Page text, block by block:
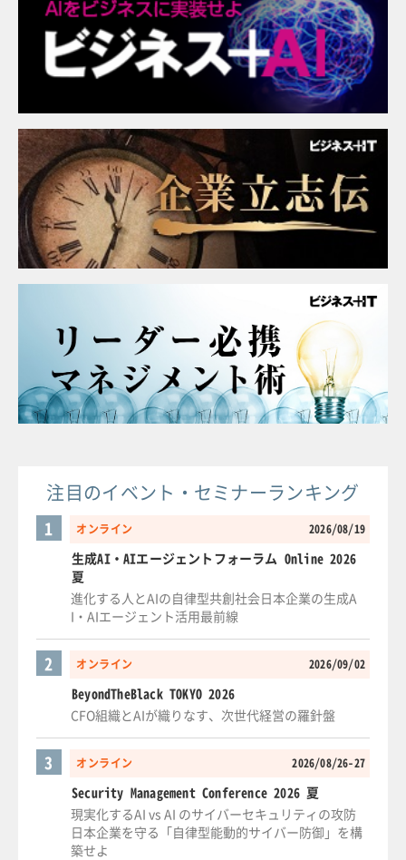
注目のイベント・セミナーランキング
オンライン 2026/08/19
1
生成AI・AIエージェントフォーラム Online 2026
夏
進化する人とAIの自律型共創社会日本企業の生成A
I・AIエージェント活用最前線
オンライン 2026/09/02
2
BeyondTheBlack TOKYO 2026
CFO組織とAIが織りなす、次世代経営の羅針盤
オンライン 2026/08/26-27
3
Security Management Conference 2026 夏
現実化するAI vs AI のサイバーセキュリティの攻防
日本企業を守る「自律型能動的サイバー防御」を構
築せよ